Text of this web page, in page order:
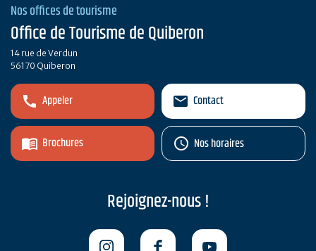
Nos offices de tourisme
Office de Tourisme de Quiberon
14 rue de Verdun
56170 Quiberon
Appeler
Brochures
Contact
Nos horaires
Rejoignez-nous !